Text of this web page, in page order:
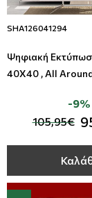
SHA126041294
Ψηφιακή
40Χ40 , All
105,95€
-9%